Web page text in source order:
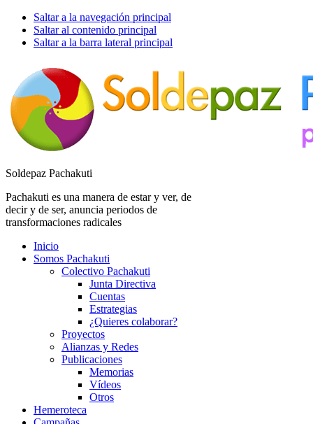
Saltar a la navegación principal
Saltar al contenido principal
Saltar a la barra lateral principal
Soldepaz Pachakuti
Pachakuti es una manera de estar y ver, de
decir y de ser, anuncia periodos de
transformaciones radicales
Inicio
Somos Pachakuti
Colectivo Pachakuti
Junta Directiva
Cuentas
Estrategias
¿Quieres colaborar?
Proyectos
Alianzas y Redes
Publicaciones
Memorias
Vídeos
Otros
Hemeroteca